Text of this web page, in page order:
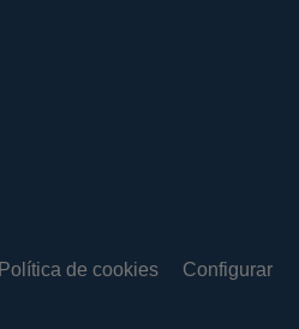
Política de cookies Configurar